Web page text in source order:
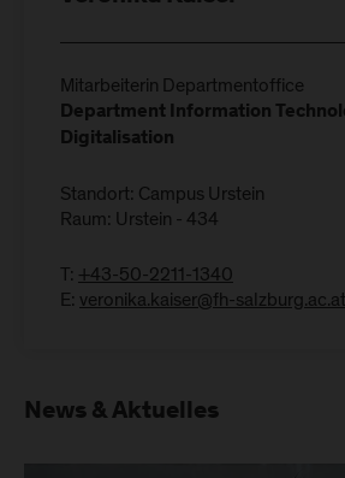
Mitarbeiterin Departmentoffice
Department Information
Digitalisation
Standort: Campus Urstein
Raum: Urstein - 434
T: +43-50-2211-1340
E: veronika.kaiser@fh-salzburg.ac.at
News & Aktuelles